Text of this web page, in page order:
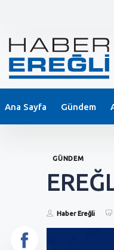
KEPEZ'DE BIÇAKLI SALDIRI !
26 Ağustos 2024 - 21:11
Ana Sayfa Gündem
GÜNDEM
Haber Ereğli